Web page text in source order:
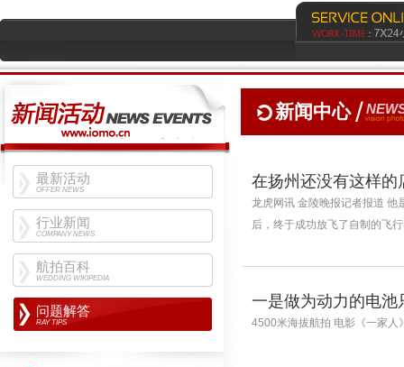
最新活动
OFFER NEWS
行业新闻
COMPANY NEWS
航拍百科
WEDDING WIKIPEDIA
问题解答
RAY TIPS
新闻中心
在扬州还没有这样的
龙虎网讯 金陵晚报记者报道 他
后，终于成功放飞了自制的飞
一是做为动力的电池
4500米海拔航拍 电影《一家人